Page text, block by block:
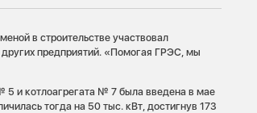
в строительстве участвовал
предприятий. «Помогая ГРЭС, мы
5 и котлоагрегата № 7 была введена в мае
тогда на 50 тыс. кВт, достигнув 173